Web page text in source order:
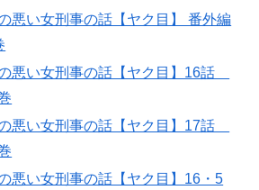
悪い女刑事の話【ヤク目】 番外編
悪い女刑事の話【ヤク目】16話
悪い女刑事の話【ヤク目】17話
悪い女刑事の話【ヤク目】16・5